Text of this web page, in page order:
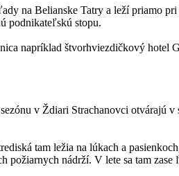
na Belianske Tatry a leží priamo
podnikateľskú stopu.
napríklad štvorhviezdičkový hotel
v Ždiari Strachanovci otvárajú
tam ležia na lúkach a
nádrží. V lete sa tam